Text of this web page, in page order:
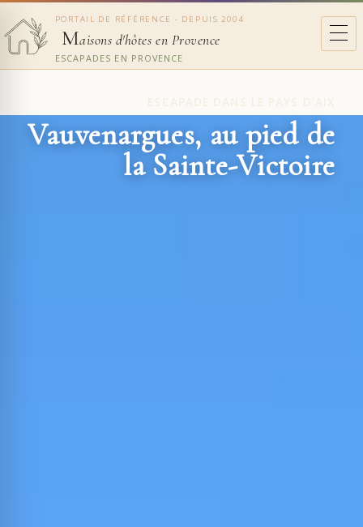
PORTAIL DE RÉFÉRENCE - DEPUIS 2004
Maisons d'hôtes en Provence
ESCAPADES EN PROVENCE
Vauvenargues, au pied de
la Sainte-Victoire